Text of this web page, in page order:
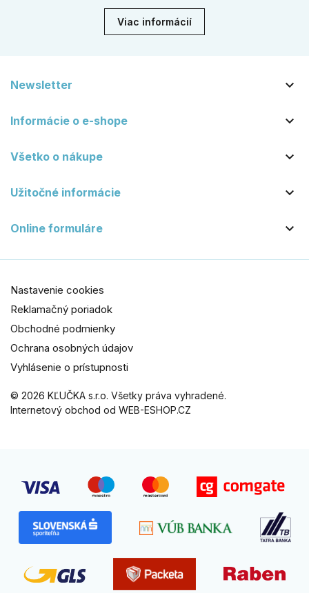
Viac informácií
Newsletter 
Informácie o e-shope 
Všetko o nákupe 
Užitočné informácie 
Online formuláre 
© 2026 KĽUČKA s.r.o. Všetky práva vyhradené.
Internetový obchod od WEB-ESHOP.CZ
Nastavenie cookies
Reklamačný poriadok
Obchodné podmienky
Ochrana osobných údajov
Vyhlásenie o prístupnosti